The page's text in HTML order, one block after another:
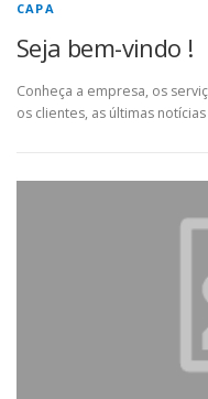
CAPA
Seja bem-vindo !
Conheça a empresa, os
os clientes, as últimas